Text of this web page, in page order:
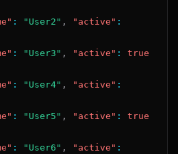
: "User2" , "active" :
: "User3" , "active" :
true
: "User4" , "active" :
: "User5" , "active" :
true
: "User6" , "active" :